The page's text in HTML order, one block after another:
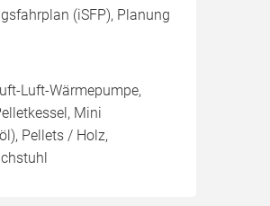
(iSFP), Planung
Luft-Wärmepumpe,
Mini
Pellets / Holz,